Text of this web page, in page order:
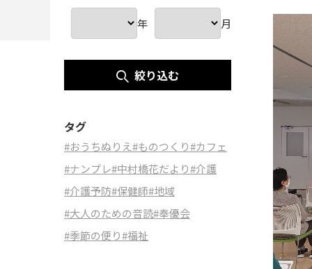
年 月
絞り込む
タグ
#おうちぬりえ#ものつくり#カフェ
#ナンプレ#中村橋花だより#介護
#介護予防#保健師#地域
#大人のための音読#奉優会
#季節の便り#福祉